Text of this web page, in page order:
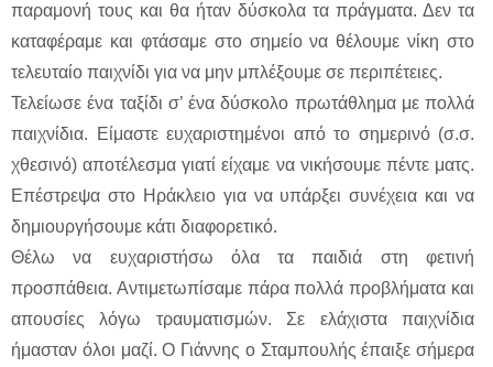
παραμονή τους και θα ήταν δύσκολα τα πράγματα. Δεν τα
καταφέραμε και φτάσαμε στο σημείο να θέλουμε νίκη στο
τελευταίο παιχνίδι για να μην μπλέξουμε σε περιπέτειες.
Τελείωσε ένα ταξίδι σ’ ένα δύσκολο πρωτάθλημα με πολλά
παιχνίδια. Είμαστε ευχαριστημένοι από το σημερινό (σ.σ.
χθεσινό) αποτέλεσμα γιατί είχαμε να νικήσουμε πέντε ματς.
Επέστρεψα στο Ηράκλειο για να υπάρξει συνέχεια και να
δημιουργήσουμε κάτι διαφορετικό.
Θέλω να ευχαριστήσω όλα τα παιδιά στη φετινή
προσπάθεια. Αντιμετωπίσαμε πάρα πολλά προβλήματα και
απουσίες λόγω τραυματισμών. Σε ελάχιστα παιχνίδια
ήμασταν όλοι μαζί. Ο Γιάννης ο Σταμπουλής έπαιξε σήμερα